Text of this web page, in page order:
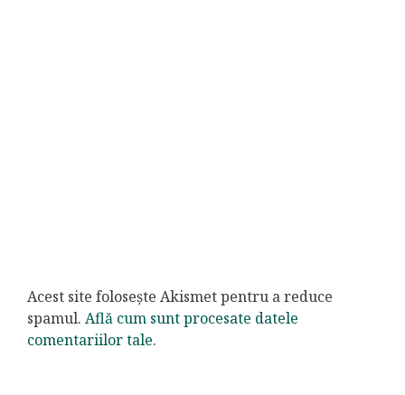
Acest site folosește Akismet pentru a reduce
spamul. Află cum sunt procesate datele
comentariilor tale.